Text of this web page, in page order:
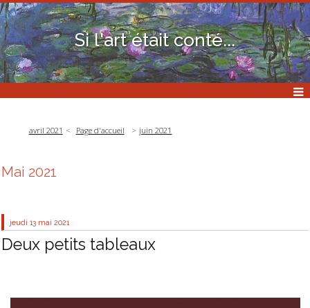
Si l'art était conté...
avril 2021 Page d'accueil juin 2021
Mai 2021
jeudi 13 mai 2021
Deux petits tableaux